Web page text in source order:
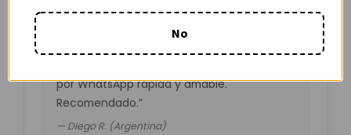
por WhatsApp rápida y amable.
Recomendado.”
— Diego R. (Argentina)
No